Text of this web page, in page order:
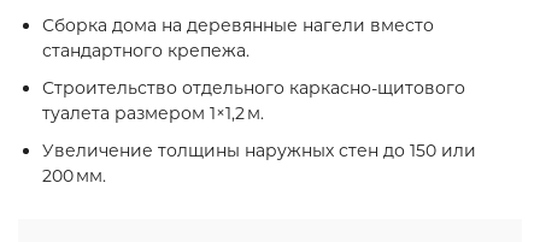
Сборка дома на деревянные нагели вместо
стандартного крепежа.
Строительство отдельного каркасно‑щитового
туалета размером 1×1,2 м.
Увеличение толщины наружных стен до 150 или
200 мм.